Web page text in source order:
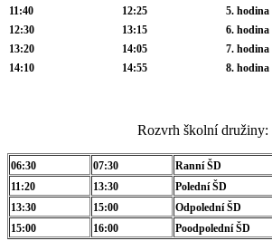
11:40
12:25
5. hodina
12:30
13:15
6. hodina
13:20
14:05
7. hodina
14:10
14:55 8. hodina
Rozvrh školní družiny:
06:30 07:30
Ranní ŠD
11:20
13:30
Polední ŠD
13:30
15:00
Odpolední ŠD
15:00
16:00 Poodpolední ŠD